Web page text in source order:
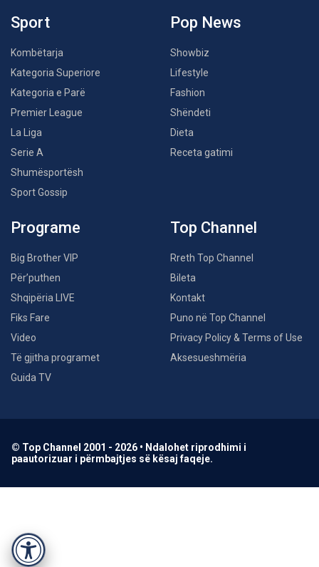
Sport
Kombëtarja
Kategoria Superiore
Kategoria e Parë
Premier League
La Liga
Serie A
Shumësportësh
Sport Gossip
Pop News
Showbiz
Lifestyle
Fashion
Shëndeti
Dieta
Receta gatimi
Programe
Big Brother VIP
Për’puthen
Shqipëria LIVE
Fiks Fare
Video
Të gjitha programet
Guida TV
Top Channel
Rreth Top Channel
Bileta
Kontakt
Puno në Top Channel
Privacy Policy & Terms of Use
Aksesueshmëria
© Top Channel 2001 - 2026 • Ndalohet riprodhimi i
paautorizuar i përmbajtjes së kësaj faqeje.